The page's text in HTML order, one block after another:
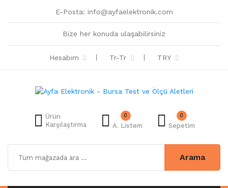
E-Posta: info@ayfaelektronik.com
Bize her konuda ulaşabilirsiniz
Hesabım Tr-Tr TRY
Ürün
Karşılaştırma
A. Listem
0 0
Sepetim
Arama